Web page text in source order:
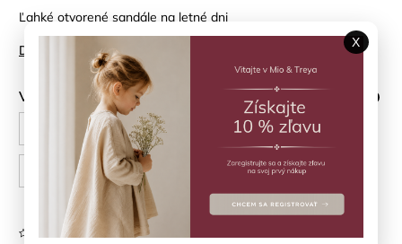
Ľahké otvorené sandále na letné dni
Detailné informácie
Veľkosť topánky
25 26 28 29
Neohodnotené
X